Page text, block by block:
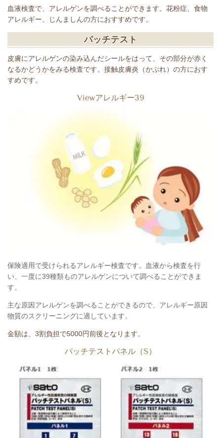
血液検査で、アレルゲンを調べることができます。花粉症、食物
アレルギー、じんましんの方におすすめです。
パッチテスト
皮膚にアレルゲンの染み込んだシールをはって、その部分が赤く
なるかどうかをみる検査です。接触皮膚炎（かぶれ）の方におす
すめです。
Viewアレルギー39
保険適用で受けられるアレルギー検査です。血液から検査を行
い、一度に39種類ものアレルゲンについて調べることができま
す。
主な原因アレルゲンを調べることができるので、アレルギー原因
物質のスクリーニングに適しています。
金額は、3割負担で5000円前後となります。
パッチテストパネル（S）